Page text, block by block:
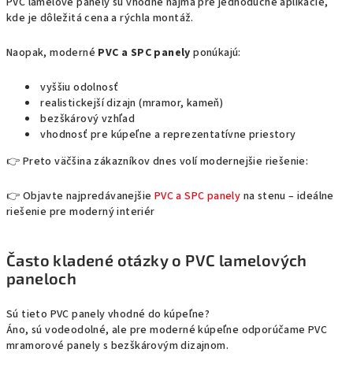
d
c
p
v
k
v
s
kde je dôležitá cena a rýchla montáž.
Naopak, moderné PVC a SPC panely ponúkajú:
vyššiu odolnosť
realistickejší dizajn (mramor, kameň)
bezškárový vzhľad
vhodnosť pre kúpeľne a reprezentatívne priestory
👉 Preto väčšina zákazníkov dnes volí modernejšie riešenie:
👉 Objavte najpredávanejšie PVC a SPC panely na stenu – ideálne
riešenie pre moderný interiér
Často kladené otázky o PVC lamelových
paneloch
Sú tieto PVC panely vhodné do kúpeľne?
Áno, sú vodeodolné, ale pre moderné kúpeľne odporúčame PVC
mramorové panely s bezškárovým dizajnom.